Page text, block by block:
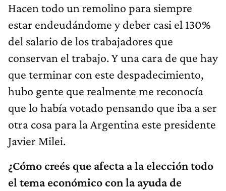
Hacen todo un remolino para siempre
estar endeudándome y deber casi el 130%
del salario de los trabajadores que
conservan el trabajo. Y una cara de que hay
que terminar con este despadecimiento,
hubo gente que realmente me reconocía
que lo había votado pensando que iba a ser
otra cosa para la Argentina este presidente
Javier Milei.
¿Cómo creés que afecta a la elección todo
el tema económico con la ayuda de